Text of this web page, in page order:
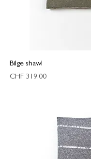
Bilge shawl
Preis
CHF 319.00